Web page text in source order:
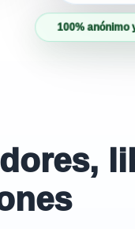
100% anónimo